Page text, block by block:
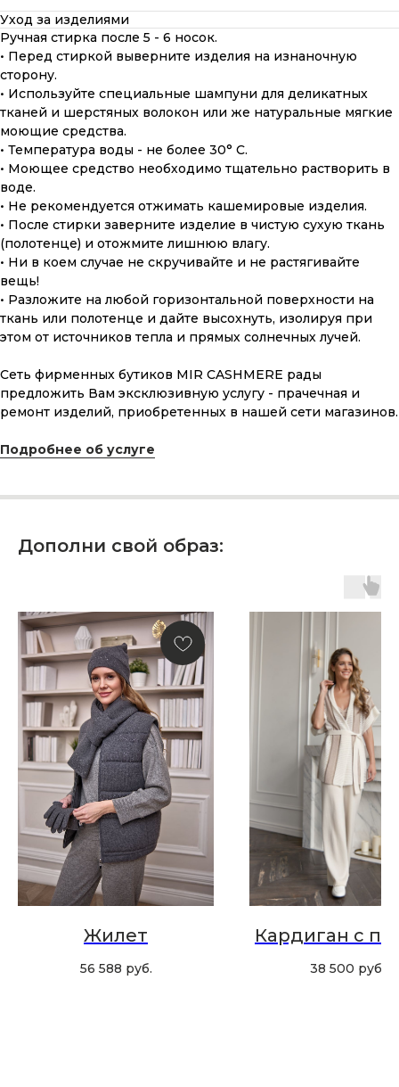
Уход за изделиями
Ручная стирка после 5 - 6 носок.
• Перед стиркой выверните изделия на изнаночную
сторону.
• Используйте специальные шампуни для деликатных
тканей и шерстяных волокон или же натуральные мягкие
моющие средства.
• Температура воды - не более 30° С.
• Моющее средство необходимо тщательно растворить в
воде.
• Не рекомендуется отжимать кашемировые изделия.
• После стирки заверните изделие в чистую сухую ткань
(полотенце) и отожмите лишнюю влагу.
• Ни в коем случае не скручивайте и не растягивайте
вещь!
• Разложите на любой горизонтальной поверхности на
ткань или полотенце и дайте высохнуть, изолируя при
этом от источников тепла и прямых солнечных лучей.
Сеть фирменных бутиков MIR CASHMERE рады
предложить Вам эксклюзивную услугу - прачечная и
ремонт изделий, приобретенных в нашей сети магазинов.
Подробнее об услуге
Дополни свой образ:
Жилет
56 588 руб.
Кардиган с
38 500 руб.
Что может быть лучше подарка,
сделанного с любовью, теплом
и рассчитанного на долгие годы?
на Телеграм канал
Хотите быть в курсе всех новинок
и акций, подпишитесь на email рассылку
Ваш e-mail
Новинки, акции, подарки
и модный журнал — всё это
в нашем телеграмм канале:
MIR CASHMERE Official